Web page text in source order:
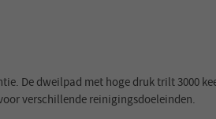
De dweilpad met hoge druk trilt 3000
verschillende reinigingsdoeleinden.